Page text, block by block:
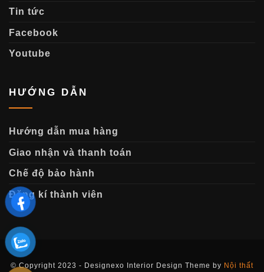
Tin tức
Facebook
Youtube
HƯỚNG DẪN
Hướng dẫn mua hàng
Giao nhận và thanh toán
Chế độ bảo hành
Đăng kí thành viên
© Copyright 2023 - Designexo Interior Design Theme by Nội thất